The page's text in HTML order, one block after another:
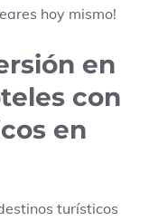
hoy mismo!
en
con
en
turísticos